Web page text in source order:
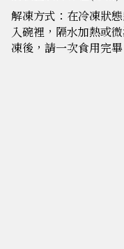
解凍方式：在冷凍狀
入碗裡，隔水加熱或
凍後，請一次食用完